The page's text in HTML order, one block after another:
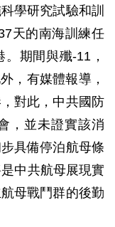
學研究試驗和訓
天的南海訓練任
期間與殲-11，
，有媒體報導，
對此，中共國防
，並未證實該消
具備停泊航母條
中共航母展現實
母戰鬥群的後勤